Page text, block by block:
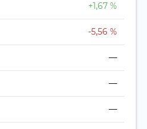
+1,67 %
-5,56 %
—
—
—